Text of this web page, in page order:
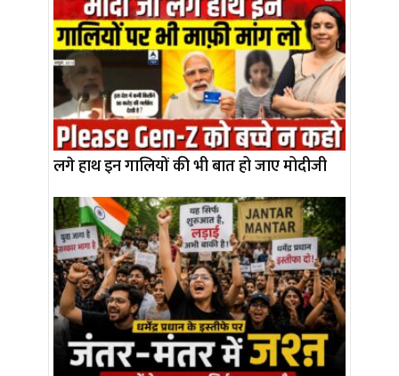
लगे हाथ इन गालियों की भी बात हो जाए मोदीजी